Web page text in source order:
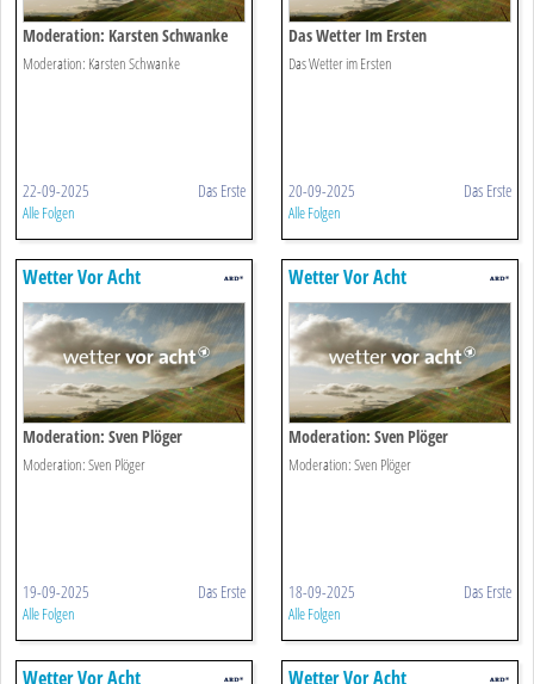
Moderation: Karsten Schwanke
Moderation: Karsten Schwanke
22-09-2025 Das Erste
Alle Folgen
Das Wetter Im Ersten
Das Wetter im Ersten
20-09-2025 Das Erste
Alle Folgen
Wetter Vor Acht
Moderation: Sven Plöger
Moderation: Sven Plöger
19-09-2025 Das Erste
Alle Folgen
Wetter Vor Acht
Moderation: Sven Plöger
Moderation: Sven Plöger
18-09-2025 Das Erste
Alle Folgen
Wetter Vor Acht Wetter Vor Acht